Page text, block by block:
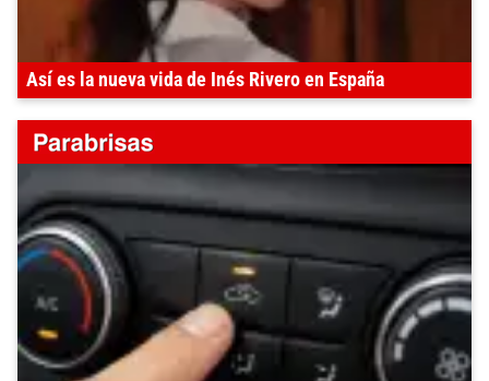
Así es la nueva vida de Inés Rivero en España